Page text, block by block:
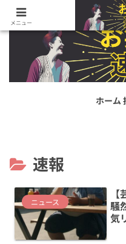
お笑い好きなら、知
ホーム
速報
ニュース
騒
気
メニュー